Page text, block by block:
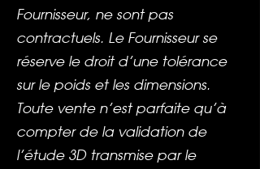
Fournisseur, ne sont pas
contractuels. Le Fournisseur se
réserve le droit d’une tolérance
sur le poids et les dimensions.
Toute vente n’est parfaite qu’à
compter de la validation de
l’étude 3D transmise par le